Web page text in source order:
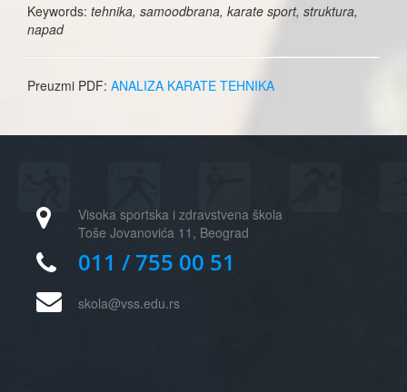
Keywords: tehnika, samoodbrana, karate sport, struktura,
napad
Preuzmi PDF: ANALIZA KARATE TEHNIKA
Visoka sportska i zdravstvena škola
Toše Jovanovića 11, Beograd
011 / 755 00 51
skola@vss.edu.rs